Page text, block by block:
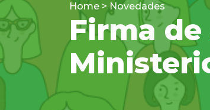
Home > Novedades
Firma